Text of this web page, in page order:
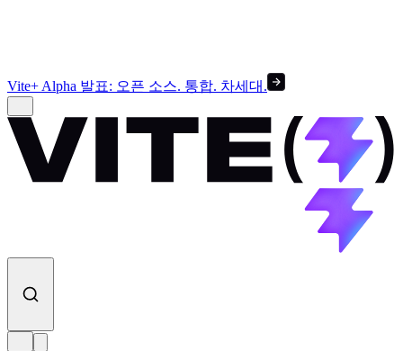
Vite+ Alpha 발표: 오픈 소스. 통합. 차세대.